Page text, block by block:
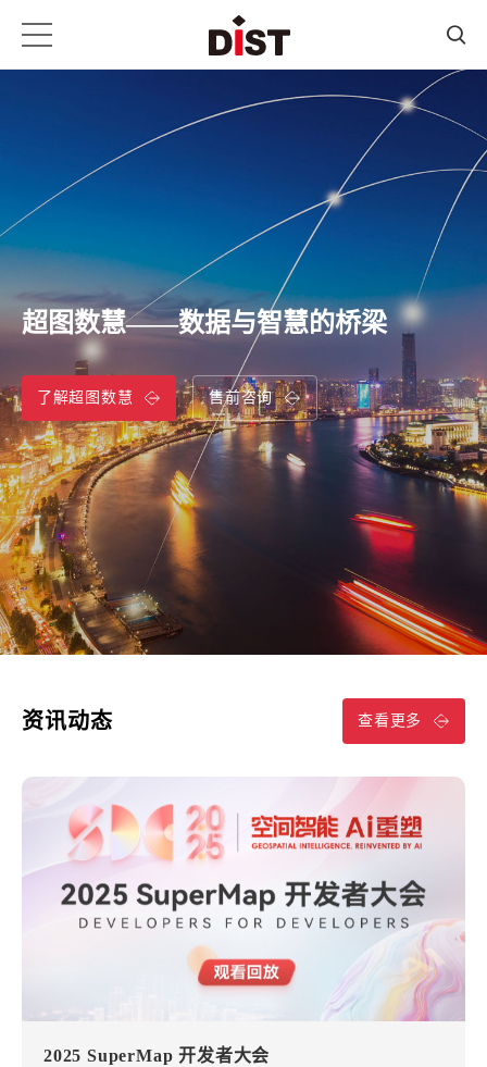
超图数慧——数据与智慧的桥梁
了解超图数慧 售前咨询
资讯动态 查看更多
2025 SuperMap 开发者大会